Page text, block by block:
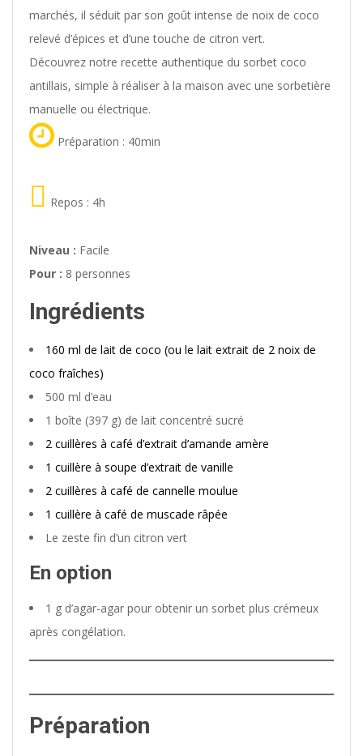
marchés, il séduit par son goût intense de noix de coco
relevé d’épices et d’une touche de citron vert.
Découvrez notre recette authentique du sorbet coco
antillais, simple à réaliser à la maison avec une sorbetière
manuelle ou électrique.
Préparation : 40min
Repos : 4h
Niveau : Facile
Pour : 8 personnes
Ingrédients
160 ml de lait de coco (ou le lait extrait de 2 noix de
coco fraîches)
500 ml d’eau
1 boîte (397 g) de lait concentré sucré
2 cuillères à café d’extrait d’amande amère
1 cuillère à soupe d’extrait de vanille
2 cuillères à café de cannelle moulue
1 cuillère à café de muscade râpée
Le zeste fin d’un citron vert
En option
1 g d’agar-agar pour obtenir un sorbet plus crémeux
après congélation.
Préparation